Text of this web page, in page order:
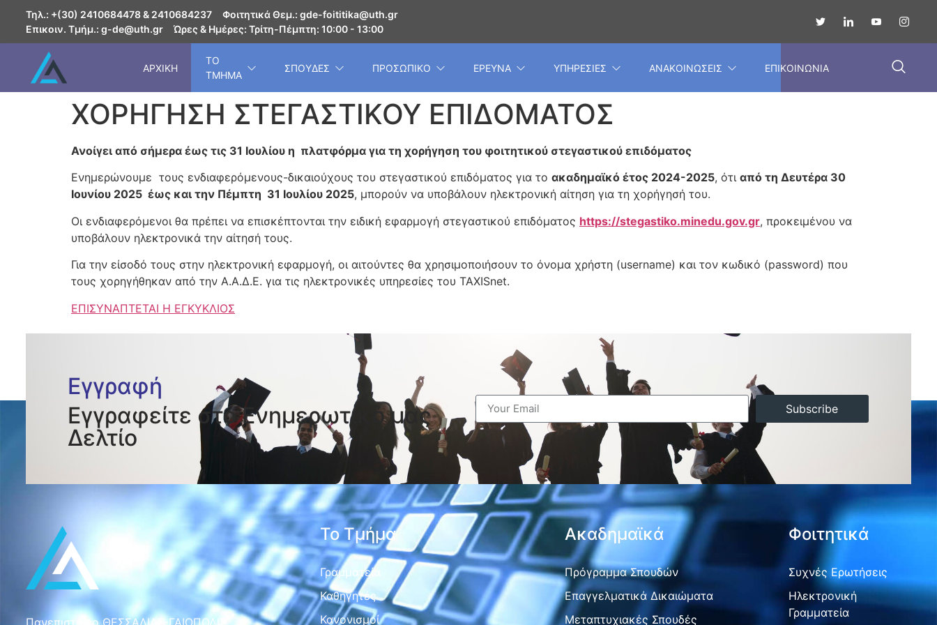
Τηλ.: +(30) 2410684478 & 2410684237
Φοιτητικά Θεμ.: gde-foititika@uth.gr
Επικοιν. Τμήμ.: g-de@uth.gr
Ώρες & Ημέρες: Τρίτη-Πέμπτη: 10:00 - 13:00
ΑΡΧΙΚΗ
ΤΟ
ΤΜΗΜΑ
ΣΠΟΥΔΕΣ ΠΡΟΣΩΠΙΚΟ ΕΡΕΥΝΑ ΥΠΗΡΕΣΙΕΣ ΑΝΑΚΟΙΝΩΣΕΙΣ ΕΠΙΚΟΙΝΩΝΙΑ
ΧΟΡΗΓΗΣΗ ΣΤΕΓΑΣΤΙΚΟΥ ΕΠΙΔΟΜΑΤΟΣ
Ανοίγει από σήμερα έως τις 31 Ιουλίου η πλατφόρμα για τη χορήγηση του φοιτητικού στεγαστικού επιδόματος
Ενημερώνουμε τους ενδιαφερόμενους-δικαιούχους του στεγαστικού επιδόματος για το ακαδημαϊκό έτος 2024-2025, ότι από τη Δευτέρα 30
Ιουνίου 2025 έως και την Πέμπτη 31 Ιουλίου 2025, μπορούν να υποβάλουν ηλεκτρονική αίτηση για τη χορήγησή του.
Οι ενδιαφερόμενοι θα πρέπει να επισκέπτονται την ειδική εφαρμογή στεγαστικού επιδόματος https://stegastiko.minedu.gov.gr, προκειμένου να
υποβάλουν ηλεκτρονικά την αίτησή τους.
Για την είσοδό τους στην ηλεκτρονική εφαρμογή, οι αιτούντες θα χρησιμοποιήσουν το όνομα χρήστη (username) και τον κωδικό (password) που
τους χορηγήθηκαν από την Α.Α.Δ.Ε. για τις ηλεκτρονικές υπηρεσίες του TAXISnet.
ΕΠΙΣΥΝΑΠΤΕΤΑΙ Η ΕΓΚΥΚΛΙΟΣ
Εγγραφή
Εγγραφείτε στο Ενημερωτικό μας
Δελτίο
Subscribe
Το Τμήμα
Γραμματεία
Καθηγητές
Κανονισμοί
Ακαδημαϊκά
Πρόγραμμα Σπουδών
Επαγγελματικά Δικαιώματα
Μεταπτυχιακές Σπουδές
Φοιτητικά
Συχνές Ερωτήσεις
Ηλεκτρονική
Γραμματεία